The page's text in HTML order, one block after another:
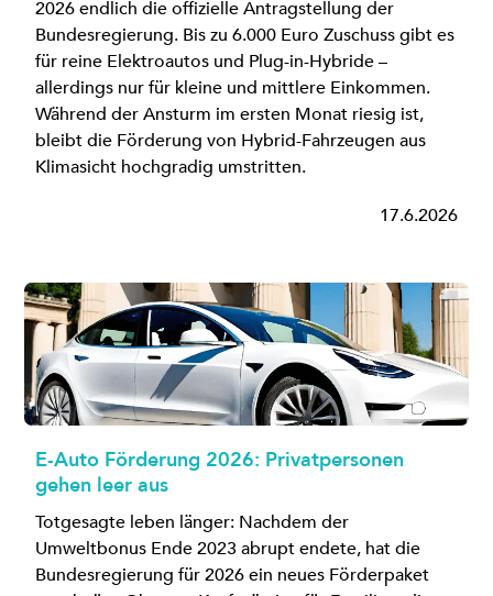
2026 endlich die offizielle Antragstellung der
Bundesregierung. Bis zu 6.000 Euro Zuschuss gibt es
für reine Elektroautos und Plug-in-Hybride –
allerdings nur für kleine und mittlere Einkommen.
Während der Ansturm im ersten Monat riesig ist,
bleibt die Förderung von Hybrid-Fahrzeugen aus
Klimasicht hochgradig umstritten.
17.6.2026
E-Auto Förderung 2026: Privatpersonen
gehen leer aus
Totgesagte leben länger: Nachdem der
Umweltbonus Ende 2023 abrupt endete, hat die
Bundesregierung für 2026 ein neues Förderpaket